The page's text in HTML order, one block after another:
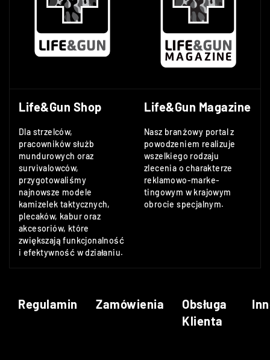
Life&Gun Shop
Dla strzelców,
pracowników służb
mundurowych oraz
survivalowców,
przygotowaliśmy
najnowsze modele
kamizelek taktycznych,
plecaków, kabur oraz
akcesoriów, które
zwiększają funkcjonalność
i efektywność w działaniu.
Life&Gun Magazine
Nasz branżowy portal z
powodzeniem realizuje
wszelkiego rodzaju
zlecenia o charakterze
reklamowo-marke-
tingowym w krajowym
obrocie specjalnym.
Regulamin Zamówienia
Obsługa
Klienta